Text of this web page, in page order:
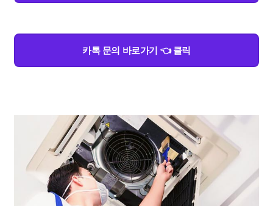
카톡 문의 바로가기 👈 클릭